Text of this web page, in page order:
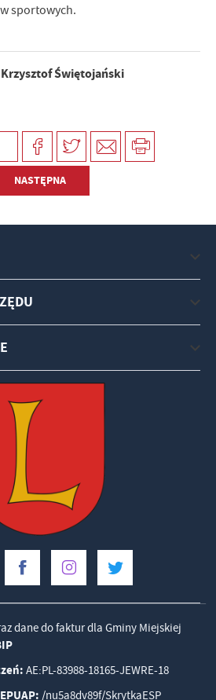
sportowych.
Krzysztof Świętojański
NASTĘPNA
dane do faktur dla Gminy Miejskiej
AE:PL-83988-18165-JEWRE-18
/nu5a8dv89f/SkrytkaESP